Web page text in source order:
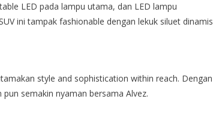
LED pada lampu utama, dan LED lampu
ini tampak fashionable dengan lekuk siluet dinamis
style and sophistication within reach. Dengan
semakin nyaman bersama Alvez.